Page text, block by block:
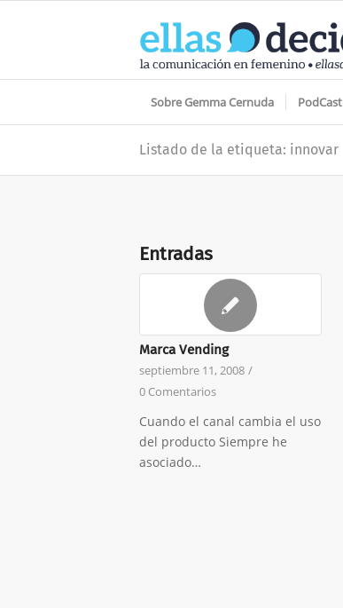
Sobre Gemma Cernuda PodCast
Listado de la etiqueta: innovar
Entradas
Marca Vending
septiembre 11, 2008 /
0 Comentarios
Cuando el canal cambia el uso
del producto Siempre he
asociado…